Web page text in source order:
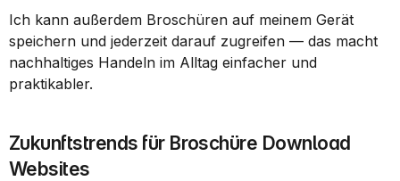
Ich kann außerdem Broschüren auf meinem Gerät
speichern und jederzeit darauf zugreifen — das macht
nachhaltiges Handeln im Alltag einfacher und
praktikabler.
Zukunftstrends für Broschüre Download
Websites